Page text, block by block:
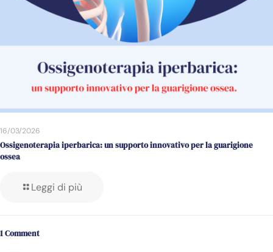
16/03/2026
Ossigenoterapia iperbarica: un supporto innovativo per la guarigione
ossea
Leggi di più
1 Comment